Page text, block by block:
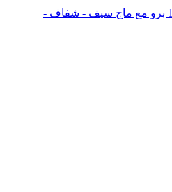
أبل غطاء حماية خلفي ايفون 16 برو مع ماج سيف - شفاف -